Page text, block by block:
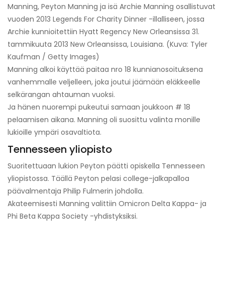
Manning, Peyton Manning ja isä Archie Manning osallistuvat
vuoden 2013 Legends For Charity Dinner -illalliseen, jossa
Archie kunnioitettiin Hyatt Regency New Orleansissa 31.
tammikuuta 2013 New Orleansissa, Louisiana. (Kuva: Tyler
Kaufman / Getty Images)
Manning alkoi käyttää paitaa nro 18 kunnianosoituksena
vanhemmalle veljelleen, joka joutui jäämään eläkkeelle
selkärangan ahtauman vuoksi.
Ja hänen nuorempi pukeutui samaan joukkoon # 18
pelaamisen aikana. Manning oli suosittu valinta monille
lukioille ympäri osavaltiota.
Tennesseen yliopisto
Suoritettuaan lukion Peyton päätti opiskella Tennesseen
yliopistossa. Täällä Peyton pelasi college-jalkapalloa
päävalmentaja Philip Fulmerin johdolla.
Akateemisesti Manning valittiin Omicron Delta Kappa- ja
Phi Beta Kappa Society -yhdistyksiksi.